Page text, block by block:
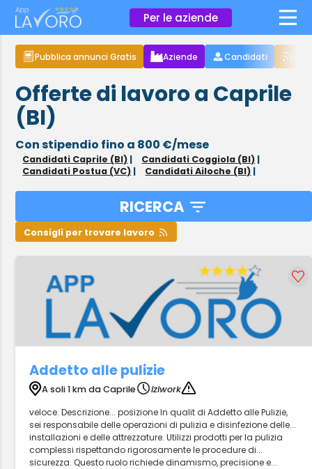
Per le aziende ×
Pubblica annunci Gratis Aziende Candidati
Offerte di lavoro a Caprile
(BI)
Con stipendio fino a 800 €/mese
Candidati Caprile (BI) | Candidati Coggiola (BI) |
Candidati Postua (VC) | Candidati Ailoche (BI) |
RICERCA
Consigli per trovare lavoro
Addetto alle pulizie
A soli 1 km da Caprile
iziwork
veloce. Descrizione... posizione In qualit di Addetto alle Pulizie,
sei responsabile delle operazioni di pulizia e disinfezione delle...
installazioni e delle attrezzature. Utilizzi prodotti per la pulizia
complessi rispettando rigorosamente le procedure di...
sicurezza. Questo ruolo richiede dinamismo, precisione e...